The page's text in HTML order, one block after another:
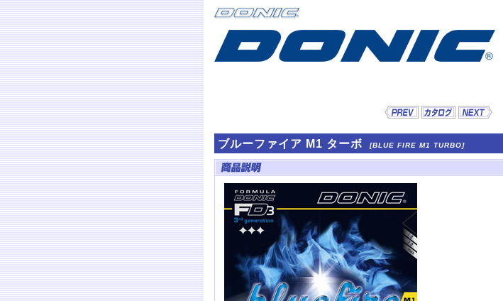
ブルーファイア M1 ターボ [BLUE FIRE M1 TURBO]